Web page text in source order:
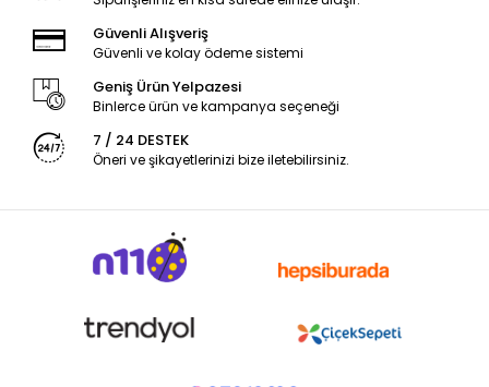
Güvenli Alışveriş
Güvenli ve kolay ödeme sistemi
Geniş Ürün Yelpazesi
Binlerce ürün ve kampanya seçeneği
7 / 24 DESTEK
Öneri ve şikayetlerinizi bize iletebilirsiniz.